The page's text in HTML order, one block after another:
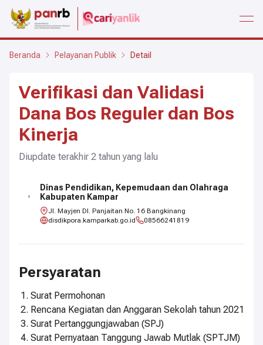
Beranda Pelayanan Publik Detail
Verifikasi dan Validasi
Dana Bos Reguler dan Bos
Kinerja
Diupdate terakhir 2 tahun yang lalu
Dinas Pendidikan, Kepemudaan dan Olahraga
Kabupaten Kampar
Jl. Mayjen DI. Panjaitan No. 16 Bangkinang
disdikpora.kamparkab.go.id
08566241819
Persyaratan
Surat Permohonan
Rencana Kegiatan dan Anggaran Sekolah tahun 2021
Surat Pertanggungjawaban (SPJ)
Surat Pernyataan Tanggung Jawab Mutlak (SPTJM)